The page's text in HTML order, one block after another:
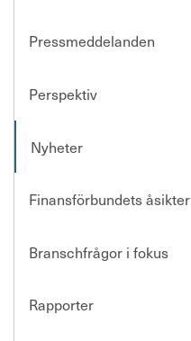
Pressmeddelanden
Perspektiv
Nyheter
Finansförbundets åsikter
Branschfrågor i fokus
Rapporter